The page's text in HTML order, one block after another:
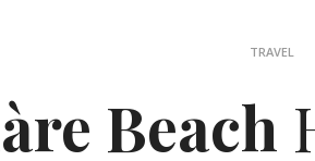
TRAVEL
Beach